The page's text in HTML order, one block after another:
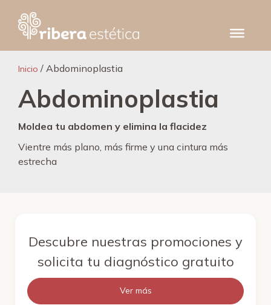
contenido
Inicio / Abdominoplastia
Abdominoplastia
Moldea tu abdomen y elimina la flacidez
Vientre más plano, más firme y una cintura más
estrecha
Descubre nuestras promociones y
solicita tu diagnóstico gratuito
Ver más